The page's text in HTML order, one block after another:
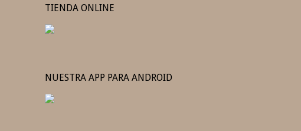
TIENDA ONLINE
NUESTRA APP PARA ANDROID